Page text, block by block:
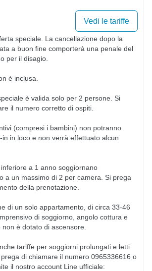
Vedi le tariffe
speciale. La cancellazione dopo la
a buon fine comporterà una penale del
per il disagio.
è inclusa.
è valida solo per 2 persone. Si
il numero corretto di ospiti.
(compresi i bambini) non potranno
in loco e non verrà effettuato alcun
a 1 anno soggiornano
a un massimo di 2 per camera. Si prega
della prenotazione.
di un solo appartamento, di circa 33-46
di soggiorno, angolo cottura e
è dotato di ascensore.
tariffe per soggiorni prolungati e letti
di chiamare il numero 0965336616 o
il nostro account Line ufficiale: